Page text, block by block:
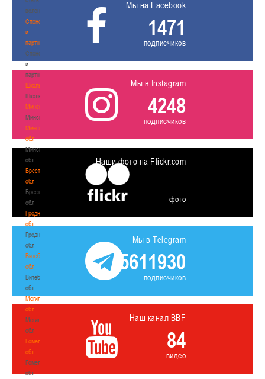
волонтером
Спонсоры
и
партнеры
Спонсоры
и
партнеры
Школы
Школы
Минск
Минск
Минская
обл
Минская
обл
Брестская
обл
Брестская
обл
Гродненская
обл
Гродненская
обл
Витебская
обл
Витебская
обл
Могилевская
обл
Могилевская
обл
Гомельская
обл
Гомельская
обл
Мы на Facebook
1471
подписчиков
Мы в Instagram
4248
подписчиков
Наши фото на Flickr.com
фото
Мы в Telegram
5611930
подписчиков
Наш канал BBF
84
видео